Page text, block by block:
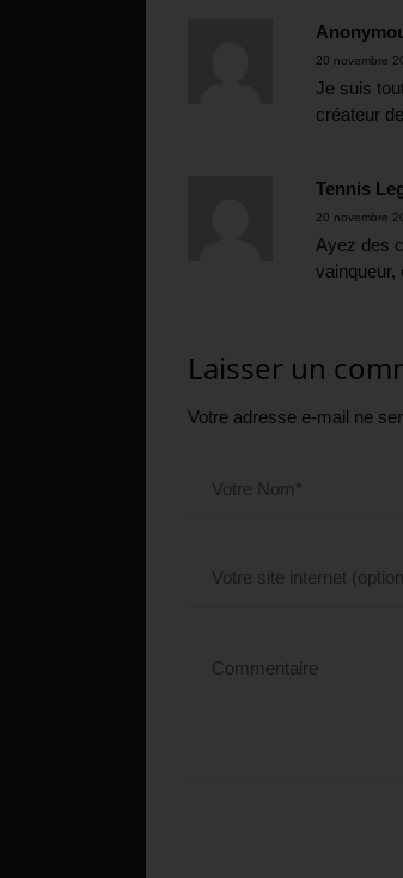
20 novembre
Je suis
créateur
Tennis
20 novembre
Ayez des
vainqueur,
Laisser un
Votre adresse e-mail ne